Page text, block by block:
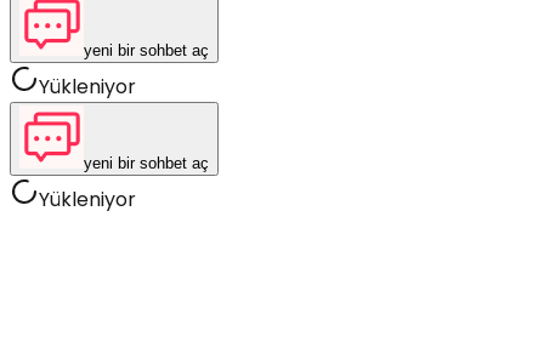
yeni bir sohbet aç
Yükleniyor
yeni bir sohbet aç
Yükleniyor